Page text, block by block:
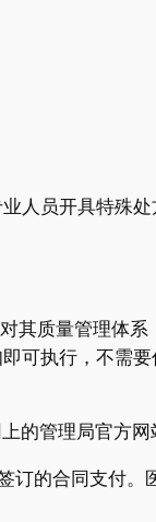
人员开具特殊
其质量管理体系
可执行，不需
的管理局官方网
订的合同支付。